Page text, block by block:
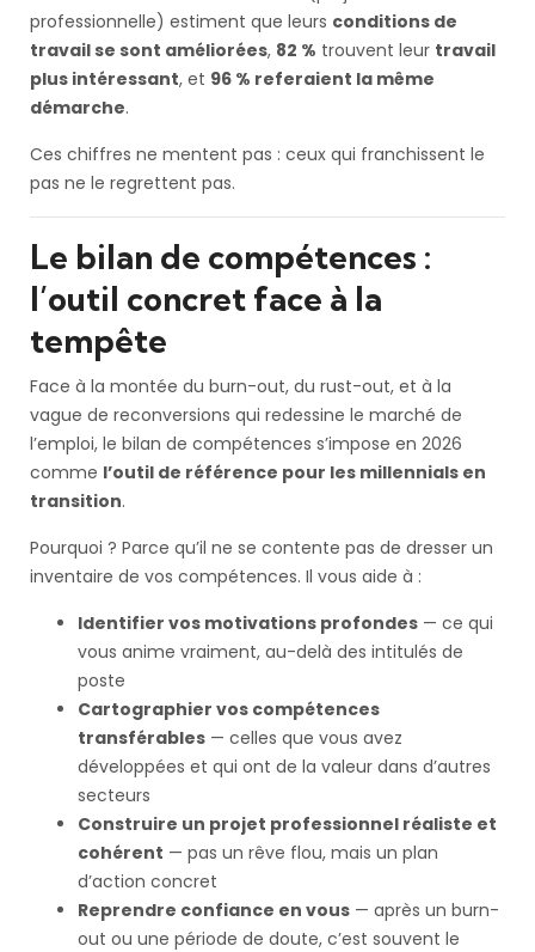
professionnelle) estiment que leurs conditions de
travail se sont améliorées, 82 % trouvent leur travail
plus intéressant, et 96 % referaient la même
démarche.
Ces chiffres ne mentent pas : ceux qui franchissent le
pas ne le regrettent pas.
Le bilan de compétences :
l’outil concret face à la
tempête
Face à la montée du burn-out, du rust-out, et à la
vague de reconversions qui redessine le marché de
l’emploi, le bilan de compétences s’impose en 2026
comme l’outil de référence pour les millennials en
transition.
Pourquoi ? Parce qu’il ne se contente pas de dresser un
inventaire de vos compétences. Il vous aide à :
Identifier vos motivations profondes — ce qui
vous anime vraiment, au-delà des intitulés de
poste
Cartographier vos compétences
transférables — celles que vous avez
développées et qui ont de la valeur dans d’autres
secteurs
Construire un projet professionnel réaliste et
cohérent — pas un rêve flou, mais un plan
d’action concret
Reprendre confiance en vous — après un burn-
out ou une période de doute, c’est souvent le